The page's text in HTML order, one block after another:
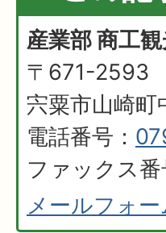
産業部 商工
〒671-2593
宍粟市山崎
電話番号：
ファックス
メールフォ